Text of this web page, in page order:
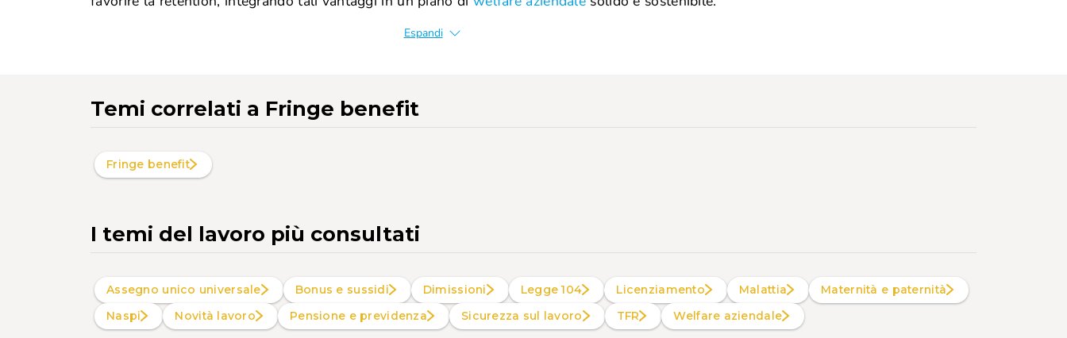
Espandi
Temi correlati a Fringe benefit
Fringe benefit
I temi del lavoro più consultati
Assegno unico universale Bonus e sussidi Dimissioni Legge 104 Licenziamento Malattia
Maternità e paternità
Naspi
Novità lavoro Pensione e previdenza Sicurezza sul lavoro TFR Welfare aziendale